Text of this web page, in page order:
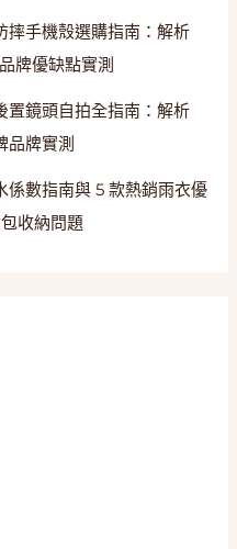
手機殼選購指南：解析
牌優缺點實測
鏡頭自拍全指南：解析
品牌實測
數指南與 5 款熱銷雨衣優
收納問題